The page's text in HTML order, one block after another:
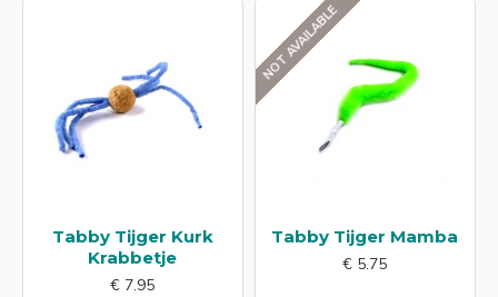
Tabby Tijger Kurk
Krabbetje
€ 7.95
NOT AVAILABLE
Tabby Tijger Mamba
€ 5.75